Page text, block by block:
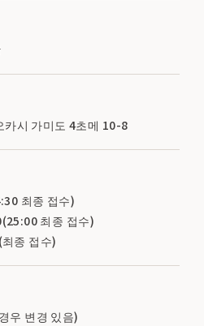
시 가미도 4초메 10-8
최종 접수)
최종 접수)
종 접수)
우 변경 있음)